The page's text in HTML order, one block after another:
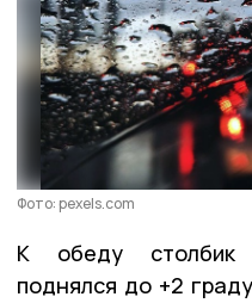
Фото: pexels.com
К обеду столбик
поднялся до +2